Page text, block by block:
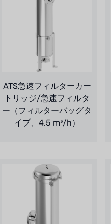
ATS急速フィルターカー
トリッジ/急速フィルタ
ー（フィルターバッグタ
イプ、4.5 m³/h）